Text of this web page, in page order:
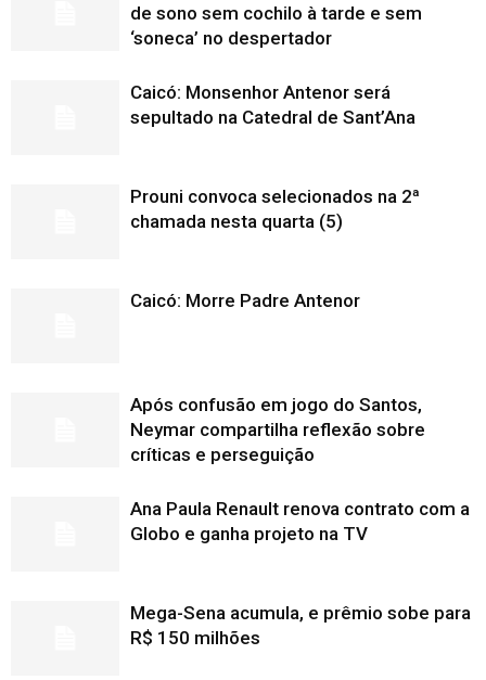
de sono sem cochilo à tarde e sem
‘soneca’ no despertador
Caicó: Monsenhor Antenor será
sepultado na Catedral de Sant’Ana
Prouni convoca selecionados na 2ª
chamada nesta quarta (5)
Caicó: Morre Padre Antenor
Após confusão em jogo do Santos,
Neymar compartilha reflexão sobre
críticas e perseguição
Ana Paula Renault renova contrato com a
Globo e ganha projeto na TV
Mega-Sena acumula, e prêmio sobe para
R$ 150 milhões